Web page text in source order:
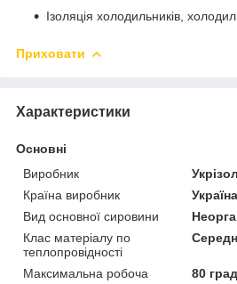
Ізоляція холодильників,
Приховати
Характеристики
Основні
Виробник
Укрізол
Країна виробник
Україна
Вид основної сировини
Клас матеріалу по
теплопровідності
Максимальна робоча
80